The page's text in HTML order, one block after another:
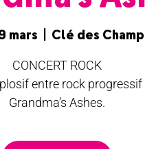
mars Clé des
CONCERT ROCK
entre rock
Grandma’s Ashes.